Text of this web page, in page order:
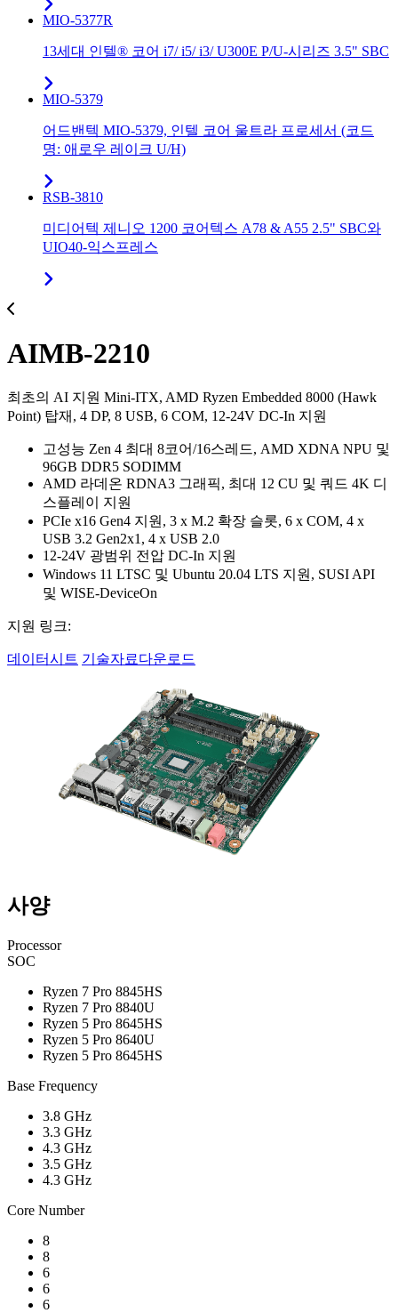
MIO-5377R
13세대 인텔® 코어 i7/ i5/ i3/ U300E P/U-시리즈 3.5" SBC
MIO-5379
어드밴텍 MIO-5379, 인텔 코어 울트라 프로세서 (코드
명: 애로우 레이크 U/H)
RSB-3810
미디어텍 제니오 1200 코어텍스 A78 & A55 2.5" SBC와
UIO40-익스프레스
AIMB-2210
최초의 AI 지원 Mini-ITX, AMD Ryzen Embedded 8000 (Hawk
Point) 탑재, 4 DP, 8 USB, 6 COM, 12-24V DC-In 지원
고성능 Zen 4 최대 8코어/16스레드, AMD XDNA NPU 및
96GB DDR5 SODIMM
AMD 라데온 RDNA3 그래픽, 최대 12 CU 및 쿼드 4K 디
스플레이 지원
PCIe x16 Gen4 지원, 3 x M.2 확장 슬롯, 6 x COM, 4 x
USB 3.2 Gen2x1, 4 x USB 2.0
12-24V 광범위 전압 DC-In 지원
Windows 11 LTSC 및 Ubuntu 20.04 LTS 지원, SUSI API
및 WISE-DeviceOn
지원 링크:
데이터시트 기술자료다운로드
사양
Processor
SOC
Ryzen 7 Pro 8845HS
Ryzen 7 Pro 8840U
Ryzen 5 Pro 8645HS
Ryzen 5 Pro 8640U
Ryzen 5 Pro 8645HS
Base Frequency
3.8 GHz
3.3 GHz
4.3 GHz
3.5 GHz
4.3 GHz
Core Number
8
8
6
6
6